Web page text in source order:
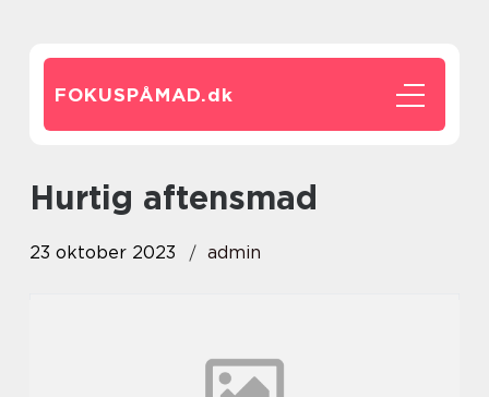
FOKUSPÅMAD.dk
hurtig aftensmad
23 oktober 2023 admin